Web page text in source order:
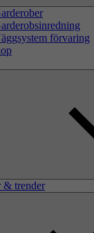
förvaring
& trender